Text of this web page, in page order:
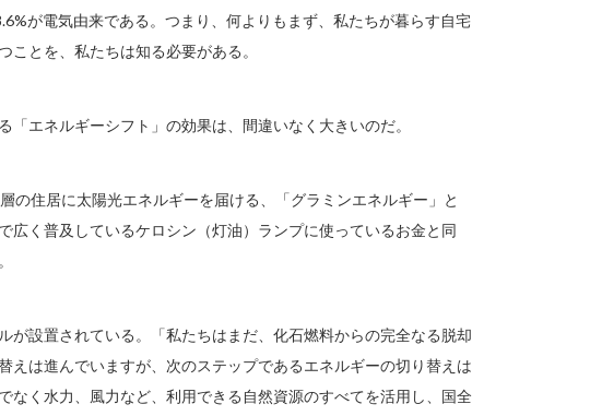
が電気由来である。つまり、何よりもまず、私たちが暮らす自宅
とを、私たちは知る必要がある。
エネルギーシフト」の効果は、間違いなく大きいのだ。
の住居に太陽光エネルギーを届ける、「グラミンエネルギー」と
広く普及しているケロシン（灯油）ランプに使っているお金と同
が設置されている。「私たちはまだ、化石燃料からの完全なる脱却
えは進んでいますが、次のステップであるエネルギーの切り替えは
なく水力、風力など、利用できる自然資源のすべてを活用し、国全